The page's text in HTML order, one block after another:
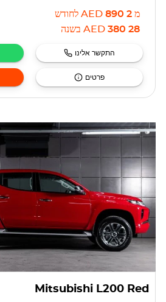
מ 2 890
AED לחודש
28 380
AED בשנה
התקשר אלינו
פרטים
Mitsubishi L200 Red